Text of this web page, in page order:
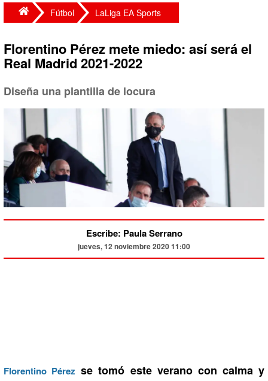
Fútbol LaLiga EA Sports
Florentino Pérez mete miedo: así será el
Real Madrid 2021-2022
Diseña una plantilla de locura
Escribe: Paula Serrano
jueves, 12 noviembre 2020 11:00
Florentino Pérez se tomó este verano con calma y